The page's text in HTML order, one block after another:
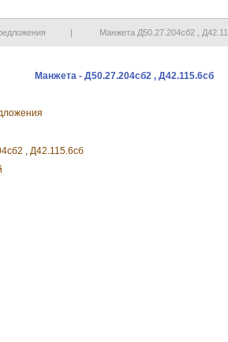
| Манжета Д50.27.204сб2 ,
Манжета - Д50.27.204сб2 , Д42.115.6сб
, Д42.115.6сб